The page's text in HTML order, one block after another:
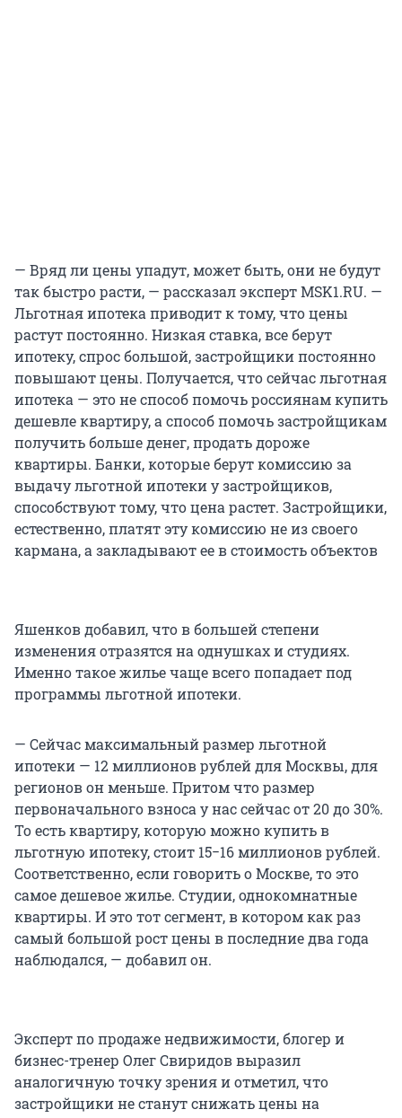
— Вряд ли цены упадут, может быть, они не будут
так быстро расти, — рассказал эксперт MSK1.RU. —
Льготная ипотека приводит к тому, что цены
растут постоянно. Низкая ставка, все берут
ипотеку, спрос большой, застройщики постоянно
повышают цены. Получается, что сейчас льготная
ипотека — это не способ помочь россиянам купить
дешевле квартиру, а способ помочь застройщикам
получить больше денег, продать дороже
квартиры. Банки, которые берут комиссию за
выдачу льготной ипотеки у застройщиков,
способствуют тому, что цена растет. Застройщики,
естественно, платят эту комиссию не из своего
кармана, а закладывают ее в стоимость объектов
Яшенков добавил, что в большей степени
изменения отразятся на однушках и студиях.
Именно такое жилье чаще всего попадает под
программы льготной ипотеки.
— Сейчас максимальный размер льготной
ипотеки — 12 миллионов рублей для Москвы, для
регионов он меньше. Притом что размер
первоначального взноса у нас сейчас от 20 до 30%.
То есть квартиру, которую можно купить в
льготную ипотеку, стоит 15−16 миллионов рублей.
Соответственно, если говорить о Москве, то это
самое дешевое жилье. Студии, однокомнатные
квартиры. И это тот сегмент, в котором как раз
самый большой рост цены в последние два года
наблюдался, — добавил он.
Эксперт по продаже недвижимости, блогер и
бизнес-тренер Олег Свиридов выразил
аналогичную точку зрения и отметил, что
застройщики не станут снижать цены на